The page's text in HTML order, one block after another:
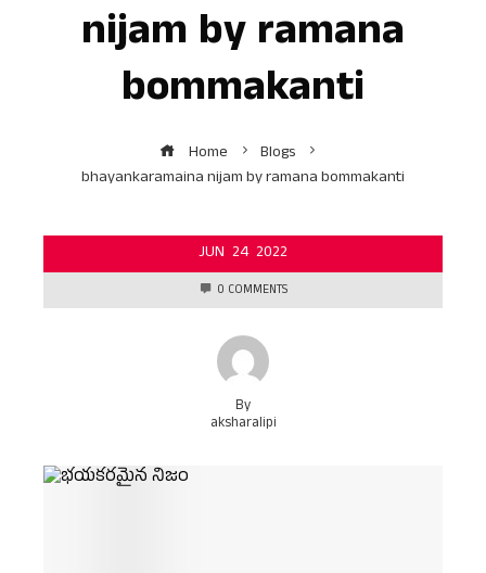
nijam by ramana
bommakanti
Home
Blogs
bhayankaramaina nijam by ramana bommakanti
JUN 24 2022
0 COMMENTS
By
aksharalipi